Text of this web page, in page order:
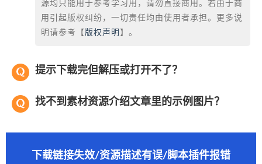
源均只能用于参考学习用，请勿直接商用。若由于商
用引起版权纠纷，一切责任均由使用者承担。更多说
明请参考【 版权声明 】。
提示下载完但解压或打开不了？
找不到素材资源介绍文章里的示例图片？
下载链接失效/资源描述有误/脚本插件报错